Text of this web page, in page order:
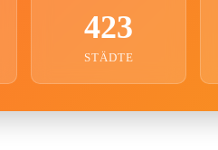
423
STÄDTE